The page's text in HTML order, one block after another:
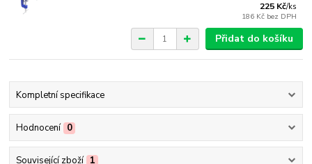
225 Kč/ks
186 Kč bez DPH
Přidat do košíku
Kompletní specifikace
Hodnocení 0
Související zboží 1